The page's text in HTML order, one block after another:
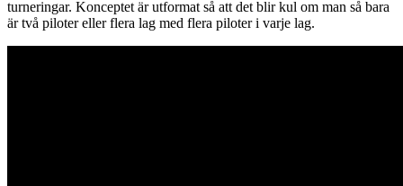
turneringar. Konceptet är utformat så att det blir kul om man så bara
är två piloter eller flera lag med flera piloter i varje lag.